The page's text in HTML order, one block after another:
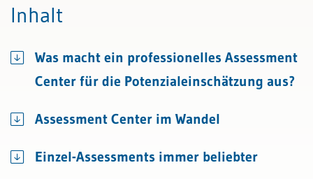
Inhalt
Was macht ein professionelles Assessment
Center für die Potenzialeinschätzung aus?
Assessment Center im Wandel
Einzel-Assessments immer beliebter